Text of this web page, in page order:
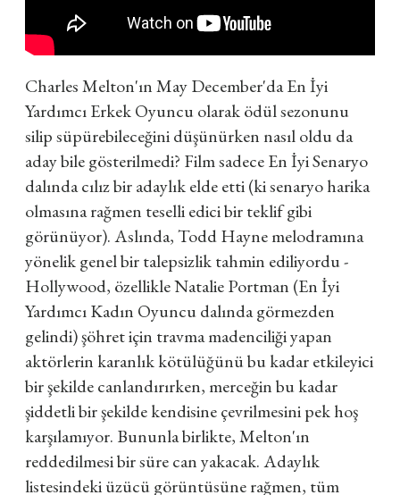
Charles Melton'ın May December'da En İyi
Yardımcı Erkek Oyuncu olarak ödül sezonunu
silip süpürebileceğini düşünürken nasıl oldu da
aday bile gösterilmedi? Film sadece En İyi Senaryo
dalında cılız bir adaylık elde etti (ki senaryo harika
olmasına rağmen teselli edici bir teklif gibi
görünüyor). Aslında, Todd Hayne melodramına
yönelik genel bir talepsizlik tahmin ediliyordu -
Hollywood, özellikle Natalie Portman (En İyi
Yardımcı Kadın Oyuncu dalında görmezden
gelindi) şöhret için travma madenciliği yapan
aktörlerin karanlık kötülüğünü bu kadar etkileyici
bir şekilde canlandırırken, merceğin bu kadar
şiddetli bir şekilde kendisine çevrilmesini pek hoş
karşılamıyor. Bununla birlikte, Melton'ın
reddedilmesi bir süre can yakacak. Adaylık
listesindeki üzücü görüntüsüne rağmen, tüm